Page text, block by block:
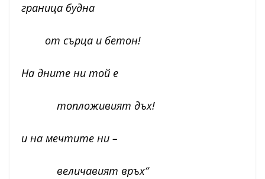
граница будна
от сърца и бетон!
На дните ни той е
топложивият дъх!
и на мечтите ни –
величавият връх“